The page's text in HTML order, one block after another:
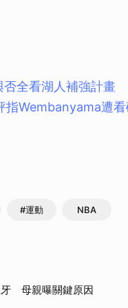
全看湖人補強計畫
Wembanyama遭看
#運動 NBA
牙 母親曝關鍵原因